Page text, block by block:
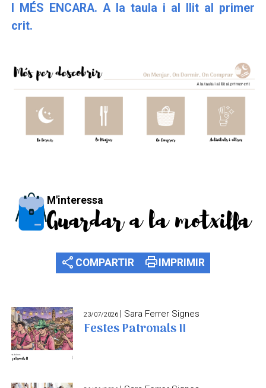
I MÉS ENCARA. A la taula i al llit al primer
crit.
M'interessa
Guardar a la motxilla
share COMPARTIR print IMPRIMIR
23/07/2026 | Sara Ferrer Signes
Festes Patronals II